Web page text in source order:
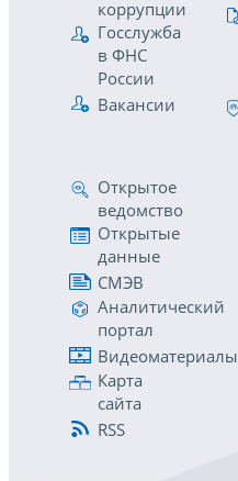
коррупции
Госслужба
в ФНС
России
Вакансии
Открытое
ведомство
Открытые
данные
СМЭВ
Аналитический
портал
Видеоматериалы
Карта
сайта
RSS